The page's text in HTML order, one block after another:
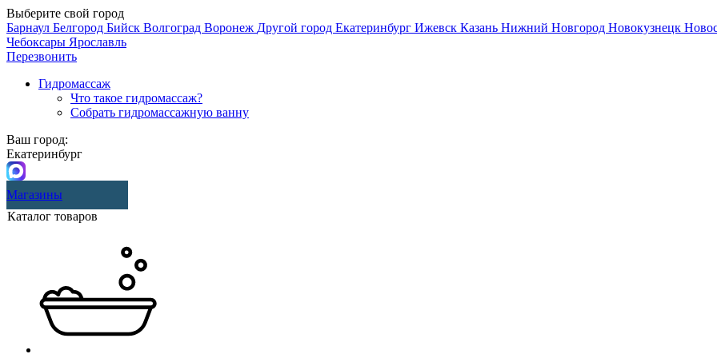
Выберите свой город
Барнаул Белгород Бийск Волгоград Воронеж Другой город Екатеринбург Ижевск Казань Нижний Новгород Новокузнецк
Чебоксары Ярославль
Перезвонить
Гидромассаж
Что такое гидромассаж?
Собрать гидромассажную ванну
Ваш город:
Екатеринбург
Магазины
Каталог товаров